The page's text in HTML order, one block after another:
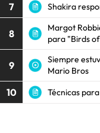
7 Shakira
8
Margot
para "Birds
9
Siempre
Mario Bros
10 Técnicas